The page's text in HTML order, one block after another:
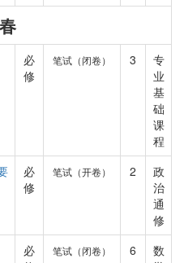
必
修
笔试（闭卷） 3
专
业
基
础
课
程
必
修
笔试（开卷） 2
政
治
通
修
必
笔试（闭卷） 6
数